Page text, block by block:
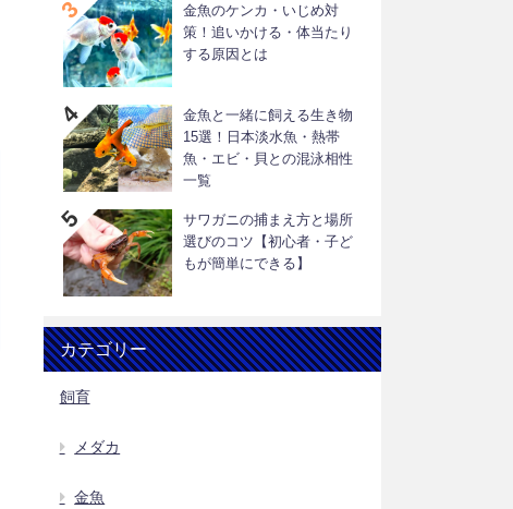
金魚のケンカ・いじめ対
策！追いかける・体当たり
する原因とは
金魚と一緒に飼える生き物
15選！日本淡水魚・熱帯
魚・エビ・貝との混泳相性
一覧
サワガニの捕まえ方と場所
選びのコツ【初心者・子ど
もが簡単にできる】
カテゴリー
飼育
メダカ
金魚